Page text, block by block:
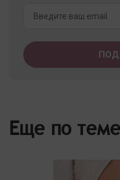
Еще по теме